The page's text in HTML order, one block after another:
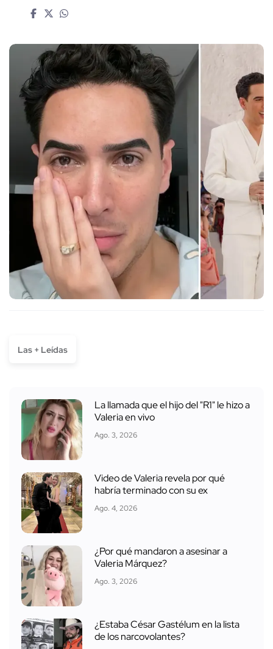
Las + Leídas
La llamada que el hijo del "R1" le hizo a
Valeria en vivo
Ago. 3, 2026
Video de Valeria revela por qué
habría terminado con su ex
Ago. 4, 2026
¿Por qué mandaron a asesinar a
Valeria Márquez?
Ago. 3, 2026
¿Estaba César Gastélum en la lista
de los narcovolantes?